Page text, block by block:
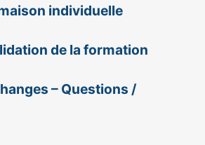
individuelle
de la formation
– Questions /